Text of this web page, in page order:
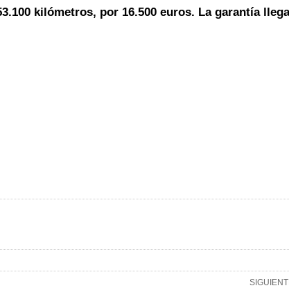
kilómetros, por 16.500 euros. La garantía llega